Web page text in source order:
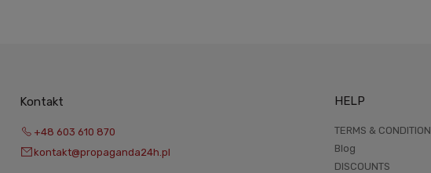
Kontakt
+48 603 610 870
kontakt@propaganda24h.pl
HELP
TERMS &
Blog
DISCOUNTS